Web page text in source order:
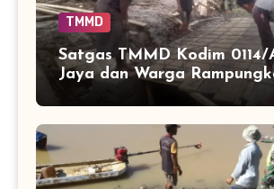
TMMD
Satgas TMMD Kodim 0114/
Jaya dan Warga
Bekisting Jembatan Titik 1